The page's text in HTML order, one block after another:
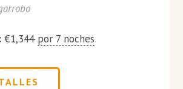
€1,344 por 7 noches